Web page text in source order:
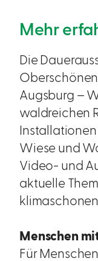
Mehr
Die
Augsburg –
waldreichen
Wiese und
Video- und
aktuelle
Menschen
Für